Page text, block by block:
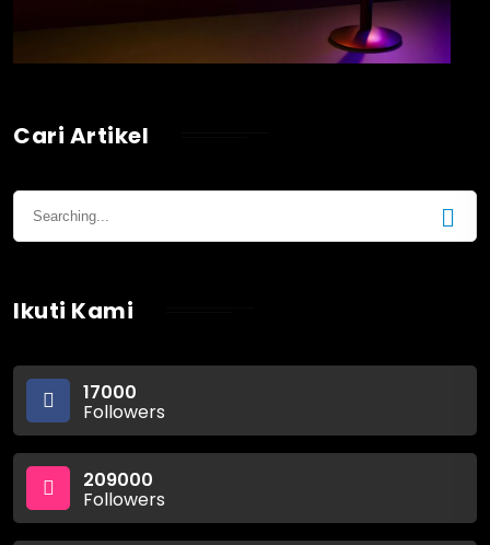
Cari Artikel
Ikuti Kami
17000
Followers
209000
Followers